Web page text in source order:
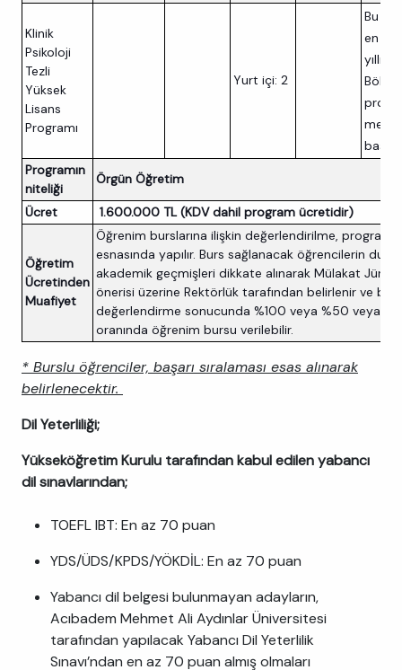
Klinik
Psikoloji
Tezli
Yüksek
Lisans
Programı
Yurt içi: 2
Bu
en az
yıllık
Programın
niteliği
​Örgün Öğretim
Ücret ​​ 1.600.000 TL (KDV dahil program ücretidir)
Öğretim
Ücretinden
Muafiyet
Öğrenim burslarına ilişkin değerlendirilme,
esnasında yapılır. Burs sağlanacak öğrencilerin
akademik geçmişleri dikkate alınarak Mülakat
önerisi üzerine Rektörlük tarafından belirlenir ve bu
değerlendirme sonucunda %100 veya %50 veya
oranında öğrenim bursu verilebilir.
* Burslu öğrenciler, başarı sıralaması esas alınarak
belirlenecektir.
Dil Yeterliliği;
Yükseköğretim Kurulu tarafından kabul edilen yabancı
dil sınavlarından;
TOEFL IBT: En az 70 puan
YDS/ÜDS/KPDS/YÖKDİL: En az 70 puan
Yabancı dil belgesi bulunmayan adayların,
Acıbadem Mehmet Ali Aydınlar Üniversitesi
tarafından yapılacak Yabancı Dil Yeterlilik
Sınavı’ndan en az 70 puan almış olmaları